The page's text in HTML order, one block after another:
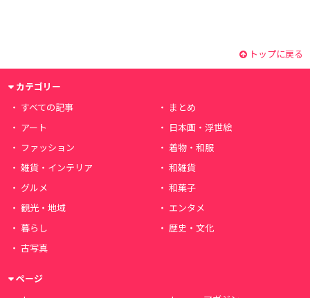
トップに戻る
カテゴリー
すべての記事
まとめ
アート
日本画・浮世絵
ファッション
着物・和服
雑貨・インテリア
和雑貨
グルメ
和菓子
観光・地域
エンタメ
暮らし
歴史・文化
古写真
ページ